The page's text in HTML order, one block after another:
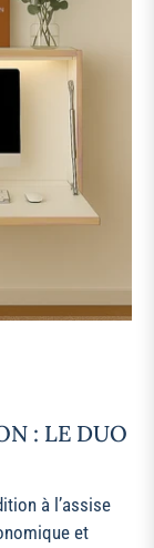
: LE DUO
à l’assise
et